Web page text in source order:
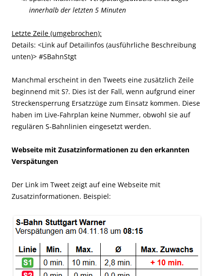
innerhalb der letzten 5 Minuten
Letzte Zeile (umgebrochen):
Details: <Link auf Detailinfos (ausführliche Beschreibung
unten)> #SBahnStgt
Manchmal erscheint in den Tweets eine zusätzlich Zeile
beginnend mit S?. Dies ist der Fall, wenn aufgrund einer
Streckensperrung Ersatzzüge zum Einsatz kommen. Diese
haben im Live-Fahrplan keine Nummer, obwohl sie auf
regulären S-Bahnlinien eingesetzt werden.
Webseite mit Zusatzinformationen zu den erkannten
Verspätungen
Der Link im Tweet zeigt auf eine Webseite mit
Zusatzinformationen. Beispiel: